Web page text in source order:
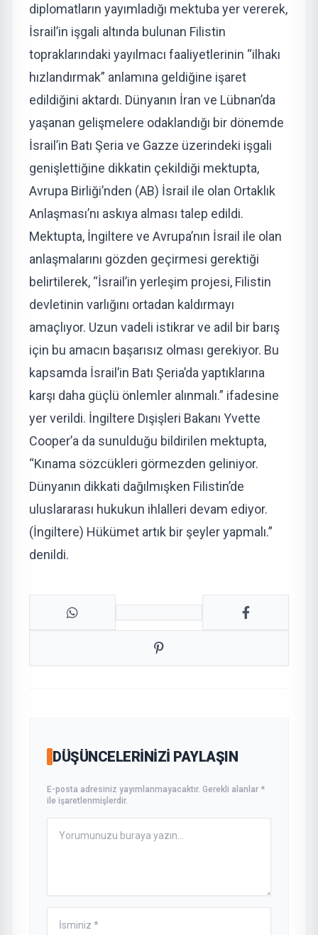
diplomatların yayımladığı mektuba yer vererek,
İsrail’in işgali altında bulunan Filistin
topraklarındaki yayılmacı faaliyetlerinin “ilhakı
hızlandırmak” anlamına geldiğine işaret
edildiğini aktardı. Dünyanın İran ve Lübnan’da
yaşanan gelişmelere odaklandığı bir dönemde
İsrail’in Batı Şeria ve Gazze üzerindeki işgali
genişlettiğine dikkatin çekildiği mektupta,
Avrupa Birliği’nden (AB) İsrail ile olan Ortaklık
Anlaşması’nı askıya alması talep edildi.
Mektupta, İngiltere ve Avrupa’nın İsrail ile olan
anlaşmalarını gözden geçirmesi gerektiği
belirtilerek, “İsrail’in yerleşim projesi, Filistin
devletinin varlığını ortadan kaldırmayı
amaçlıyor. Uzun vadeli istikrar ve adil bir barış
için bu amacın başarısız olması gerekiyor. Bu
kapsamda İsrail’in Batı Şeria’da yaptıklarına
karşı daha güçlü önlemler alınmalı.” ifadesine
yer verildi. İngiltere Dışişleri Bakanı Yvette
Cooper’a da sunulduğu bildirilen mektupta,
“Kınama sözcükleri görmezden geliniyor.
Dünyanın dikkati dağılmışken Filistin’de
uluslararası hukukun ihlalleri devam ediyor.
(İngiltere) Hükümet artık bir şeyler yapmalı.”
denildi.
DÜŞÜNCELERINIZI PAYLAŞIN
E-posta adresiniz yayımlanmayacaktır. Gerekli alanlar *
ile işaretlenmişlerdir.